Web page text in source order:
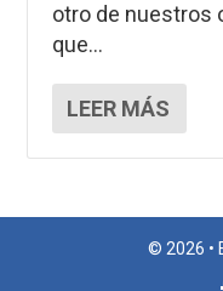
otro de nuestros
que...
LEER MÁS
© 2026 •